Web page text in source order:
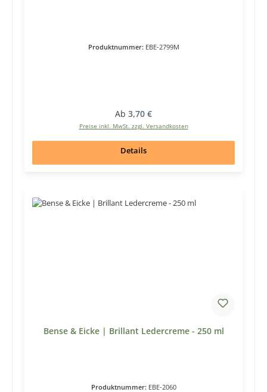
Produktnummer: EBE-2799M
Regulärer Preis:
Ab 3,70 €
Preise inkl. MwSt. zzgl. Versandkosten
Details
Bense & Eicke | Brillant Ledercreme - 250 ml
Produktnummer: EBE-2060